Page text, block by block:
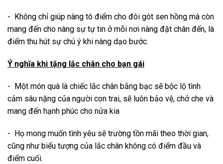
- Không chỉ giúp nàng tô điểm cho đôi gót sen hồng mà còn
mang đến cho nàng sự tự tin ở mỗi nơi nàng đặt chân đến, là
điểm thu hút sự chú ý khi nàng dạo bước.
Ý nghĩa khi tặng lắc chân cho bạn gái
- Một món quà là chiếc lắc chân bằng bạc sẽ bộc lộ tình
cảm sâu nặng của người con trai, sẽ luôn bảo vệ, chở che và
mang đến hạnh phúc cho nửa kia
- Họ mong muốn tình yêu sẽ trường tồn mãi theo thời gian,
cũng như biểu tượng của lắc chân không có điểm đầu và
điểm cuối.